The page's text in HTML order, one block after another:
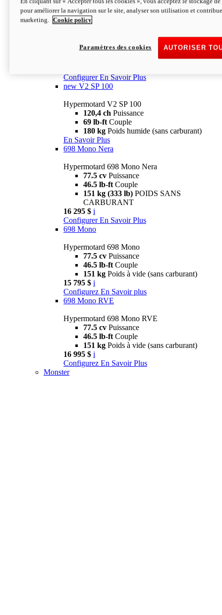
Configurer En Savoir Plus
newV2 SP
69 lb-ftCouple
Poids humide (sans carburant)
Configurer En Savoir Plus
new V2 SP 100
Hypermotard V2 SP 100
120,4 ch Puissance
69 lb-ft Couple
180 kg Poids humide (sans carburant)
En Savoir Plus
698 Mono Nera
Hypermotard 698 Mono Nera
77.5 cv Puissance
46.5 lb-ft Couple
151 kg (333 lb) POIDS SANS
CARBURANT
16 295 $ i
Configurer En Savoir Plus
698 Mono
Hypermotard 698 Mono
77.5 cv Puissance
46.5 lb-ft Couple
151 kg Poids à vide (sans carburant)
15 795 $ i
Configurez En Savoir plus
698 Mono RVE
Hypermotard 698 Mono RVE
77.5 cv Puissance
46.5 lb-ft Couple
151 kg Poids à vide (sans carburant)
16 995 $ i
Configurez En Savoir Plus
Monster
pour améliorer la navigation sur le site, analyser son utilisation et
marketing.
Cookie policy
AUTORISER
Paramètres des cookies